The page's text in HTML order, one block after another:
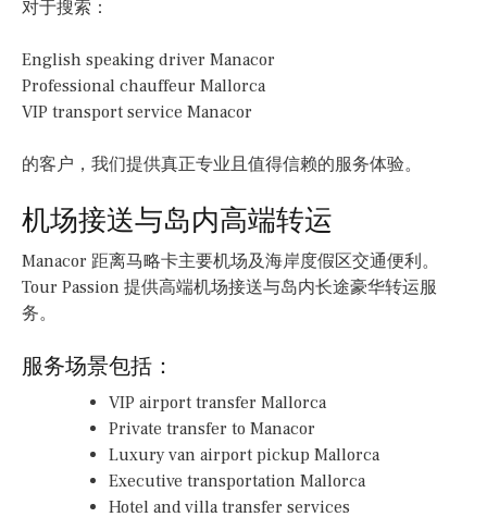
对于搜索：
English speaking driver Manacor
Professional chauffeur Mallorca
VIP transport service Manacor
的客户，我们提供真正专业且值得信赖的服务体验。
机场接送与岛内高端转运
Manacor 距离马略卡主要机场及海岸度假区交通便利。
Tour Passion 提供高端机场接送与岛内长途豪华转运服
务。
服务场景包括：
VIP airport transfer Mallorca
Private transfer to Manacor
Luxury van airport pickup Mallorca
Executive transportation Mallorca
Hotel and villa transfer services